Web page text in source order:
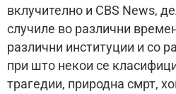
вклучително и CBS News,
случиле во различни
различни институции и со
при што некои се
трагедии, природна смрт,